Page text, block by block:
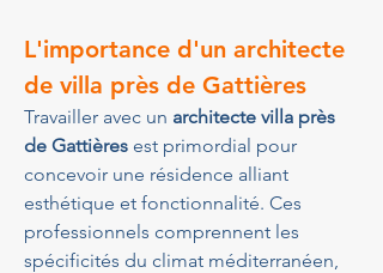
L'importance d'un architecte
de villa près de Gattières
Travailler avec un architecte villa près
de Gattières est primordial pour
concevoir une résidence alliant
esthétique et fonctionnalité. Ces
professionnels comprennent les
spécificités du climat méditerranéen,